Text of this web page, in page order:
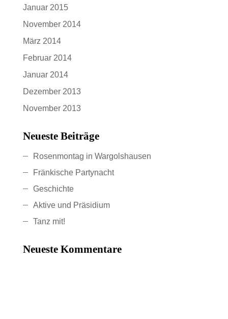
Januar 2015
November 2014
März 2014
Februar 2014
Januar 2014
Dezember 2013
November 2013
Neueste Beiträge
Rosenmontag in Wargolshausen
Fränkische Partynacht
Geschichte
Aktive und Präsidium
Tanz mit!
Neueste Kommentare